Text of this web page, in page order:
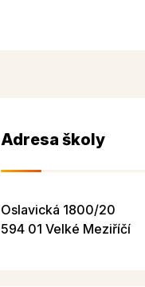
Adresa školy
Oslavická 1800/20
594 01 Velké Meziříčí